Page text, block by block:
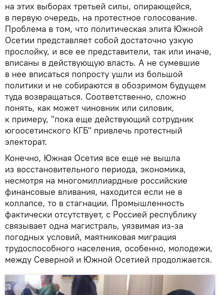
на этих выборах третьей силы, опирающейся,
в первую очередь, на протестное голосование.
Проблема в том, что политическая элита Южной
Осетии представляет собой достаточно узкую
прослойку, и все ее представители, так или иначе,
вписаны в действующую власть. А не сумевшие
в нее вписаться попросту ушли из большой
политики и не собираются в обозримом будущем
туда возвращаться. Соответственно, сложно
понять, как может чиновник или силовик,
к примеру, "пока еще действующий сотрудник
югоосетинского КГБ" привлечь протестный
электорат.
Конечно, Южная Осетия все еще не вышла
из восстановительного периода, экономика,
несмотря на многомиллиардные российские
финансовые вливания, находится если не в
коллапсе, то в стагнации. Промышленность
фактически отсутствует, с Россией республику
связывает одна магистраль, уязвимая из-за
погодных условий, маятниковая миграция
трудоспособного населения, особенно, молодежи,
между Северной и Южной Осетией продолжается.